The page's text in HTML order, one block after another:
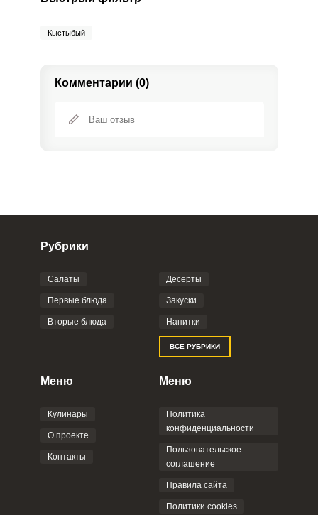
Кыстыбый
Комментарии (0)
Фото до 4 шт, до 5 mb
Отправляя эту форму, вы соглашаетесь с
Политикой
Пользовательским
соглашением
Рубрики
Салаты
Первые блюда
Вторые блюда
Десерты
Закуски
Напитки
ВСЕ РУБРИКИ
Меню
Кулинары
О проекте
Контакты
Меню
Политика
конфиденциальности
Пользовательское
соглашение
Правила сайта
Политики cookies